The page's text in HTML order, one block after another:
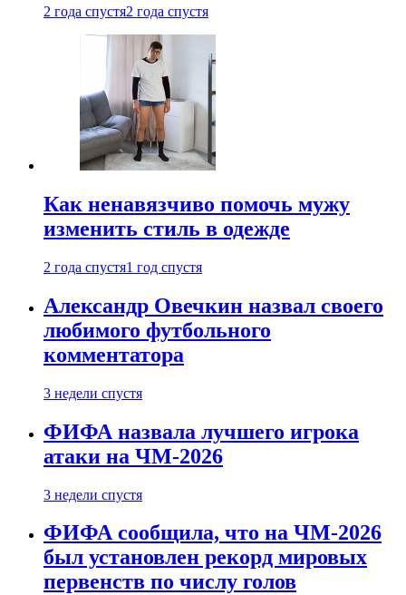
2 года спустя2 года спустя
Как ненавязчиво помочь мужу
изменить стиль в одежде
2 года спустя1 год спустя
Александр Овечкин назвал своего
любимого футбольного
комментатора
3 недели спустя
ФИФА назвала лучшего игрока
атаки на ЧМ-2026
3 недели спустя
ФИФА сообщила, что на ЧМ-2026
был установлен рекорд мировых
первенств по числу голов